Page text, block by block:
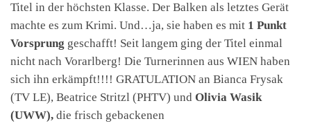
Titel in der höchsten Klasse. Der Balken als letztes Gerät
machte es zum Krimi. Und…ja, sie haben es mit 1 Punkt
Vorsprung geschafft! Seit langem ging der Titel einmal
nicht nach Vorarlberg! Die Turnerinnen aus WIEN haben
sich ihn erkämpft!!!! GRATULATION an Bianca Frysak
(TV LE), Beatrice Stritzl (PHTV) und Olivia Wasik
(UWW), die frisch gebackenen